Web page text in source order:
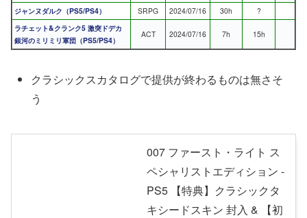
ジャンヌダルク（PS5/PS4） SRPG 2024/07/16 30h
?
ラチェット&クランク5 激突ドデカ
銀河のミリミリ軍団（PS5/PS4）
ACT 2024/07/16 7h 15h
クラシックスカタログで提供が終わるものは無さそ
う
007 ファースト・ライト ス
ペシャリストエディション -
PS5 【特典】クラシックタ
キシードスキン 封入 & 【初